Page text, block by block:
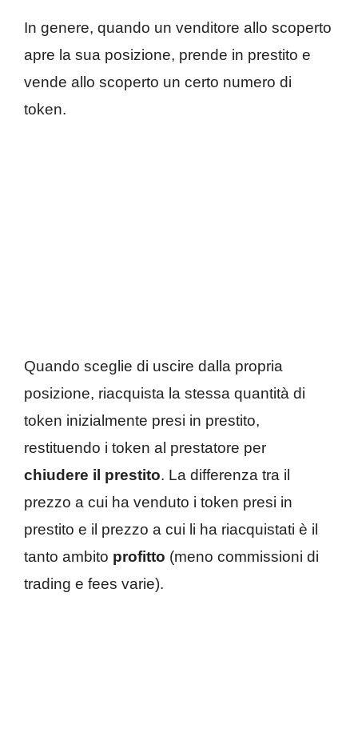
In genere, quando un venditore allo scoperto
apre la sua posizione, prende in prestito e
vende allo scoperto un certo numero di
token.
Quando sceglie di uscire dalla propria
posizione, riacquista la stessa quantità di
token inizialmente presi in prestito,
restituendo i token al prestatore per
chiudere il prestito. La differenza tra il
prezzo a cui ha venduto i token presi in
prestito e il prezzo a cui li ha riacquistati è il
tanto ambito profitto (meno commissioni di
trading e fees varie).